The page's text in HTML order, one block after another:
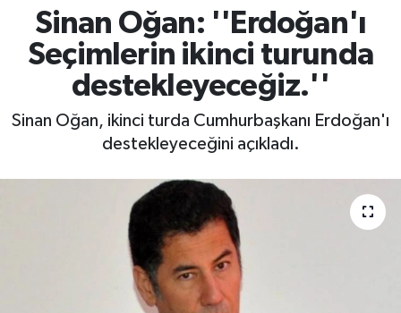
Sinan Oğan: ''Erdoğan'ı
Seçimlerin ikinci turunda
destekleyeceğiz.''
Sinan Oğan, ikinci turda Cumhurbaşkanı Erdoğan'ı
destekleyeceğini açıkladı.
Kültür & Sanat
Teknoloji
Bilim
Bilim, Teknoloji